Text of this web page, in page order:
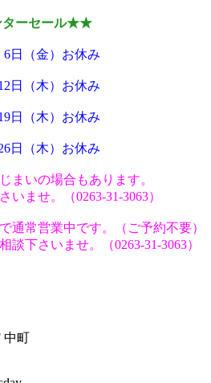
ーセール★★
（金）お休み
（木）お休み
（木）お休み
（木）お休み
まいの場合もあります。
ませ。（0263-31-3063）
通常営業中です。（ご予約不要）
談下さいませ。（0263-31-3063）
中町